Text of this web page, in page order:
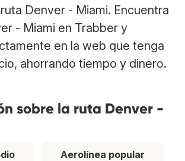
Denver - Miami. Encuentra
- Miami en Trabber y
en la web que tenga
ahorrando tiempo y dinero.
sobre la ruta Denver -
Aerolínea popular